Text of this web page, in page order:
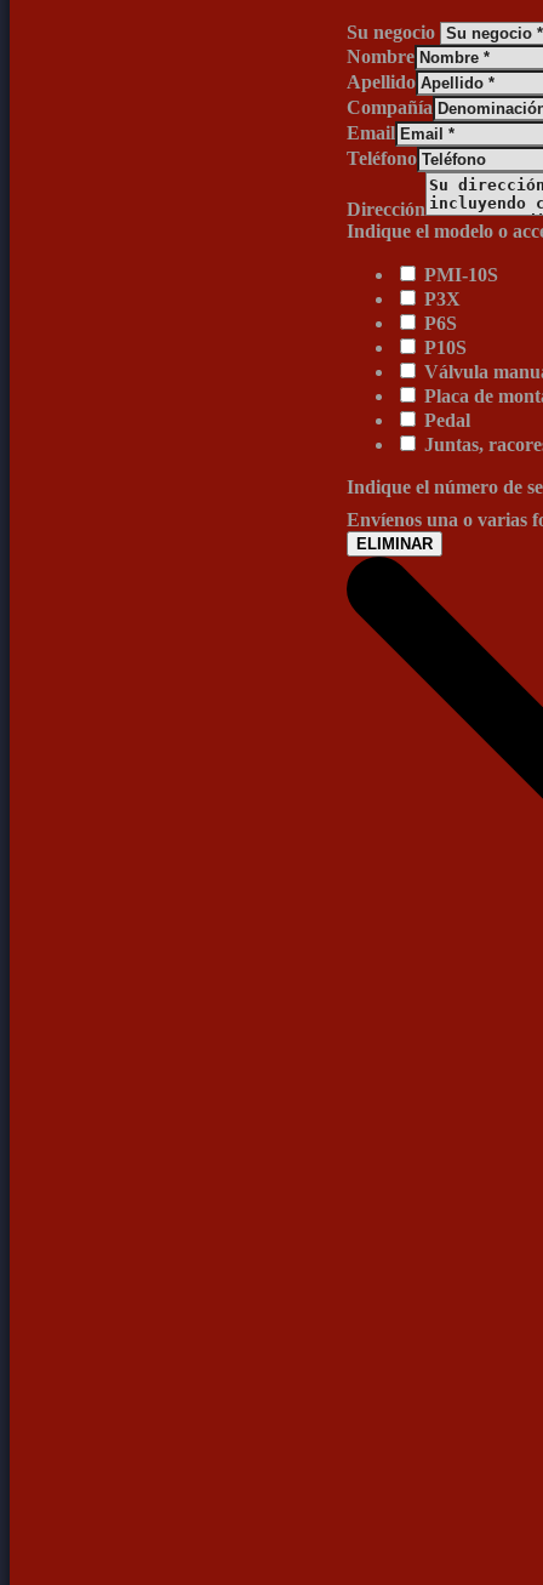
Su negocio
Nombre
Apellido
Compañía
Email
Teléfono
Dirección
Indique el modelo o
PMI-10S
P3X
P6S
P10S
Válvula
Placa de
Pedal
Juntas,
Indique el número de
Envíenos una o varias
ELIMINAR